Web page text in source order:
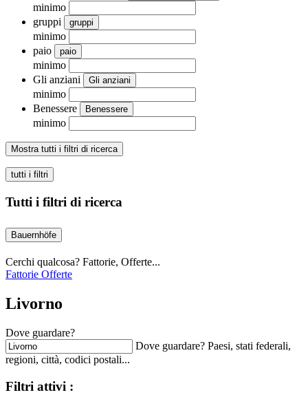
minimo
gruppi
gruppi
minimo
paio
paio
minimo
Gli anziani
Gli anziani
minimo
Benessere
Benessere
minimo
Mostra tutti i filtri di ricerca
tutti i filtri
Tutti i filtri di ricerca
Bauernhöfe
Cerchi qualcosa? Fattorie, Offerte...
Fattorie Offerte
Livorno
Dove guardare?
Dove guardare? Paesi, stati federali,
regioni, città, codici postali...
Filtri attivi :